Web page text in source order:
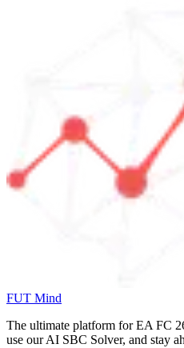
FUT Mind
The ultimate platform for EA FC
use our AI SBC Solver, and stay